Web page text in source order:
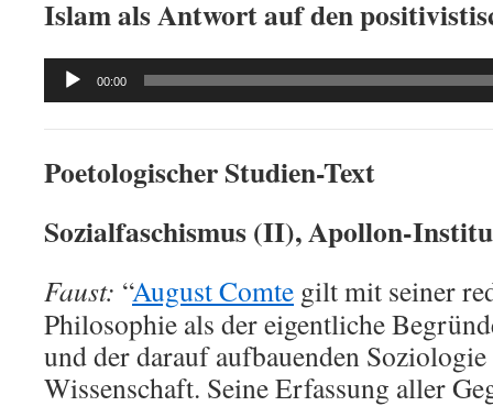
Islam als Antwort auf den
Audio
00:00
Poetologischer Studien-Text
Sozialfaschismus (II), Apollon-
Faust: “August Comte gilt mit seiner
Philosophie als der eigentliche
und der darauf aufbauenden
Wissenschaft. Seine Erfassung aller